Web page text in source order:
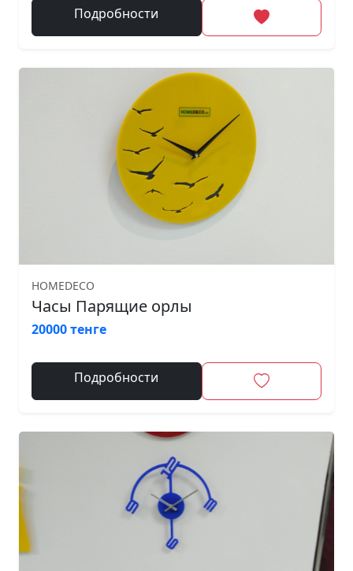
Подробности
HOMEDECO
Часы Парящие орлы
20000 тенге
Подробности